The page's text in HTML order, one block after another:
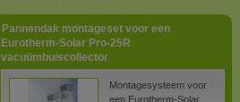
Pannendak montageset voor een
Eurotherm-Solar Pro-25R
vacuümbuiscollector
Montagesysteem voor
een Eurotherm-Solar